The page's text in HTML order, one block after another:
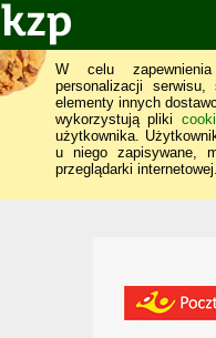
W celu
personalizacji
elementy innych
wykorzystują pliki
użytkownika.
u niego zapisywane,
przeglądarki internetowej.